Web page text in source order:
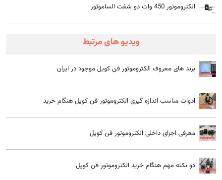
الکتروموتور 450 وات دو شفت الساموتور
ویدیو های مرتبط
برند های معروف الکتروموتور فن کویل موجود در ایران
ادوات مناسب اندازه گیری الکتروموتور فن کویل هنگام خرید
معرفی اجزای داخلی الکتروموتور فن کویل
دو نکته مهم هنگام خرید الکتروموتور فن کویل